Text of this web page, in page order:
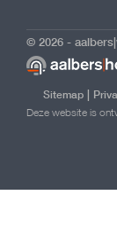
© 2026 -
Sitemap |
Deze website is